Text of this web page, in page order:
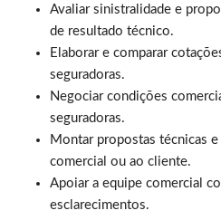
Avaliar sinistralidade e
de resultado técnico.
Elaborar e comparar
seguradoras.
Negociar condições
seguradoras.
Montar propostas técnicas
comercial ou ao cliente.
Apoiar a equipe comercial
esclarecimentos.